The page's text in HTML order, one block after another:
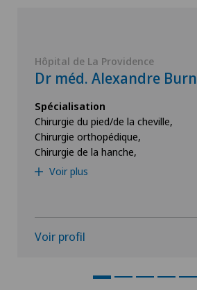
Hôpital de La Providence
Dr méd. Alexandre Burn
Spécialisation
Chirurgie du pied/de la cheville,
Chirurgie orthopédique,
Chirurgie de la hanche,
Voir plus
Voir profil